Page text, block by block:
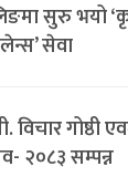
सुरु भयो
सेवा
विचार गोष्ठी
२०८३ सम्पन्न